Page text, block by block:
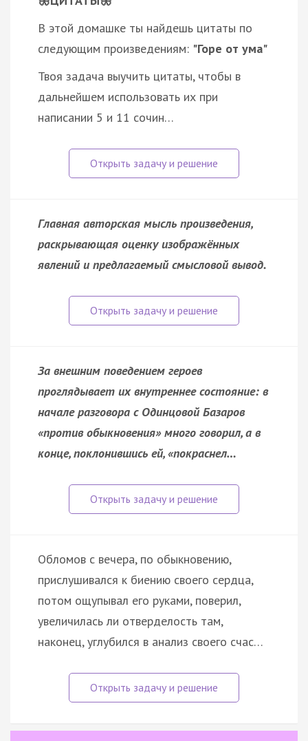
В этой домашке ты найдешь цитаты по
следующим произведениям: "Горе от ума"
Твоя задача выучить цитаты, чтобы в
дальнейшем использовать их при
написании 5 и 11 сочин…
Главная авторская мысль произведения,
раскрывающая оценку изображённых
явлений и предлагаемый смысловой вывод.
За внешним поведением героев
проглядывает их внутреннее состояние: в
начале разговора с Одинцовой Базаров
«против обыкновения» много говорил, а в
конце, поклонившись ей, «покраснел…
Обломов с вечера, по обыкновению,
прислушивался к биению своего сердца,
потом ощупывал его руками, поверил,
увеличилась ли отверделость там,
наконец, углубился в анализ своего счас…